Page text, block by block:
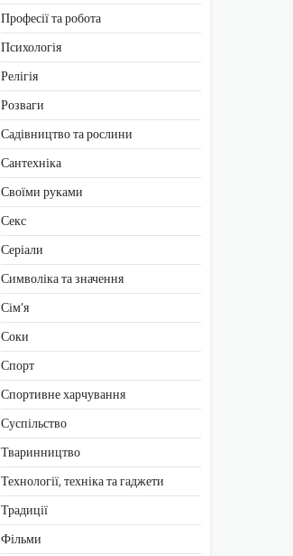
Професії та робота
Психологія
Релігія
Розваги
Садівництво та рослини
Сантехніка
Своїми руками
Секс
Серіали
Символіка та значення
Сім’я
Соки
Спорт
Спортивне харчування
Суспільство
Тваринництво
Технології, техніка та гаджети
Традиції
Фільми